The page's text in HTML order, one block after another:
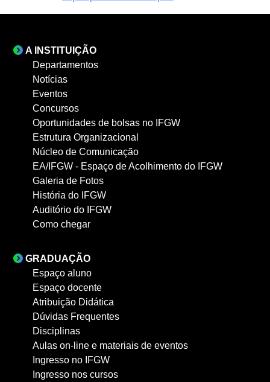
A INSTITUIÇÃO
Departamentos
Notícias
Eventos
Concursos
Oportunidades de bolsas no IFGW
Estrutura Organizacional
Núcleo de Comunicação
EA/IFGW - Espaço de Acolhimento do IFGW
Galeria de Fotos
História do IFGW
Auditório do IFGW
Como chegar
GRADUAÇÃO
Espaço aluno
Espaço docente
Atribuição Didática
Dúvidas Frequentes
Disciplinas
Aulas on-line e materiais de eventos
Ingresso no IFGW
Ingresso nos cursos